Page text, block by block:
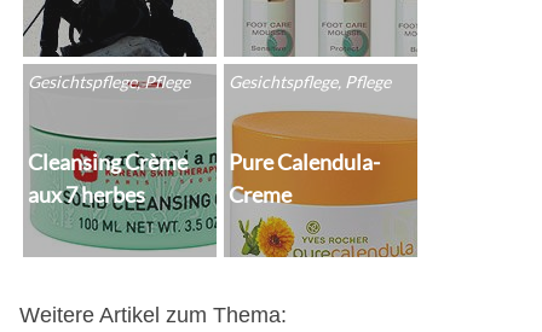
Gesichtspflege, Pflege
Cleansing Crème
aux 7 herbes
Gesichtspflege, Pflege
Pure Calendula-
Creme
Weitere Artikel zum Thema: